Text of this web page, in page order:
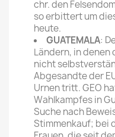
chr. den
so erbittert um
heute.
GUATEMALA:
Ländern, in denen
nicht
Abgesandte der
Urnen tritt. GEO
Wahl­kampfes in
Suche nach
Stimmenkauf; bei